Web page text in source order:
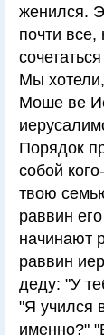
женился.
почти все,
Мы
Моше ве
Порядок
собой
твою
раввин
начинают
раввин
деду: "У
"Я учился
именно?"